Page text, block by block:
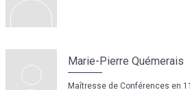
Marie-Pierre Quémerais
Maîtresse de Conférences en